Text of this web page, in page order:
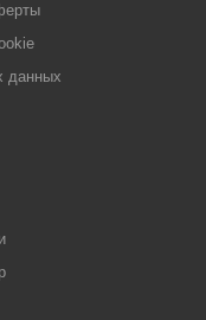
данных